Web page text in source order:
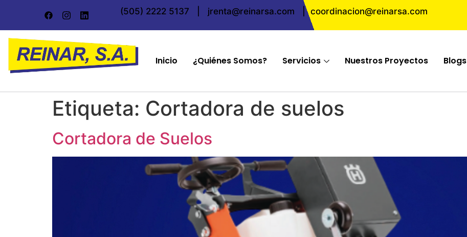
(505) 2222 5137 jrenta@reinarsa.com |coordinacion@reinarsa.com
Inicio ¿Quiénes Somos? Servicios Nuestros Proyectos Blogs
Etiqueta: Cortadora de suelos
Cortadora de Suelos